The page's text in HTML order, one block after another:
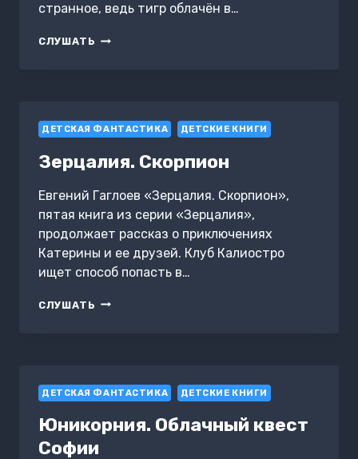
странное, ведь тигр облачён в…
СЛУШАТЬ УЧЕНИК
ДЕТСКАЯ ФАНТАСТИКА ДЕТСКИЕ КНИГИ
Зерцалия. Скорпион
Евгений Гаглоев «Зерцалия. Скорпион»,
пятая книга из серии «Зерцалия»,
продолжает рассказ о приключениях
Катерины и ее друзей. Клуб Калиостро
ищет способ попасть в…
СЛУШАТЬ ЗЕРЦАЛИЯ.
ДЕТСКАЯ ФАНТАСТИКА ДЕТСКИЕ КНИГИ
Юникорния. Облачный квест
Софии